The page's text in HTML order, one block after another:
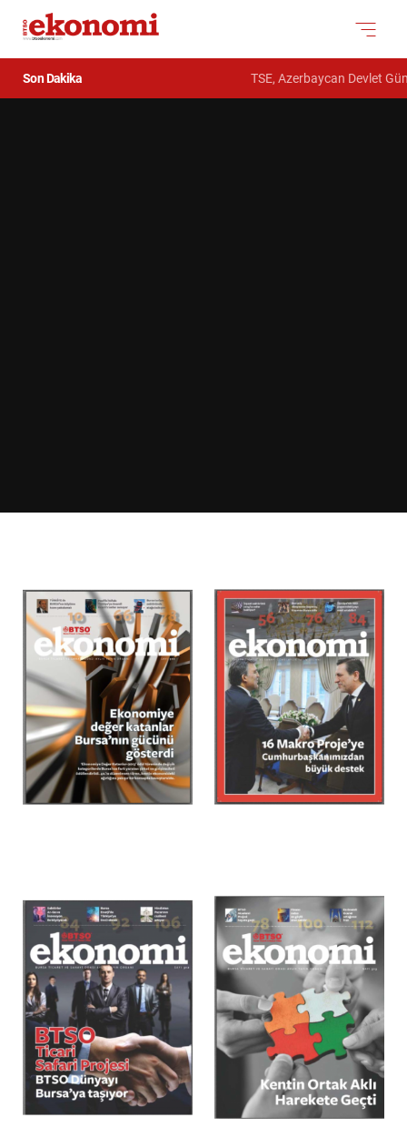
Son Dakika TSE, Azerbaycan Devlet